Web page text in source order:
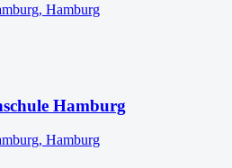
, Hamburg
Hamburg
, Hamburg